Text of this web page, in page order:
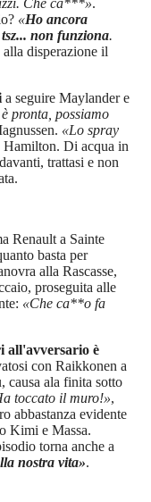
«Ho ancora
non funziona.
alla disperazione il
a seguire Maylander e
pronta, possiamo
«Lo spray
Hamilton. Di acqua in
trattasi e non
Renault a Sainte
basta per
alla Rascasse,
proseguita alle
«Che ca**o fa
all'avversario è
con Raikkonen a
causa ala finita sotto
toccato il muro!»,
abbastanza evidente
Kimi e Massa.
torna anche a
nostra vita».